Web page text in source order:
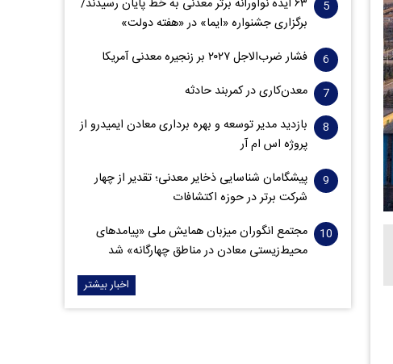
۶۳ ایده نوآورانه برتر معدنی به خط پایان رسیدند/
برگزاری جشنواره «ایما» در «هفته دولت»
فشار ضرب‌الاجل ۲۰۲۷ بر زنجیره معدنی آمریکا
معدن‌کاری در کمربند حادثه
بازدید مدیر توسعه و بهره برداری معادن ایمیدرو از
پروژه اس ام آر
پیشگامان شناسایی ذخایر معدنی؛ تقدیر از چهار
شرکت برتر در حوزه اکتشافات‌
مجتمع انگوران میزبان همایش ملی «پیامدهای
محیط‌زیستی معادن در مناطق چهارگانه» شد
اخبار بیشتر